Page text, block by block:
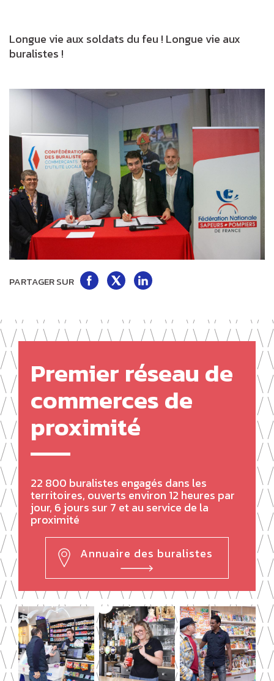
Longue vie aux soldats du feu ! Longue vie aux
buralistes !
PARTAGER SUR
Partager
Facebook
Twitter LinkedIn
Premier réseau de
commerces de
proximité
22 800 buralistes engagés dans les
territoires, ouverts environ 12 heures par
jour, 6 jours sur 7 et au service de la
proximité
Annuaire des buralistes